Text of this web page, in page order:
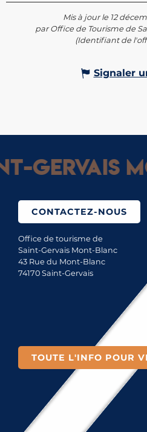
Mis à jour le 12
par Office de Tourisme de
(Identifiant de
Signaler
CONTACTEZ-NOUS
Office de tourisme de
Saint-Gervais Mont-Blanc
43 Rue du Mont-Blanc
74170 Saint-Gervais
TOUTE L'INFO POUR